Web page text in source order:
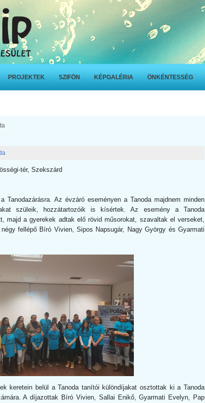
PROJEKTEK SZIFÖN KÉPGALÉRIA ÖNKÉNTESSÉG
tér, Szekszárd
Tanodazárásra. Az évzáró eseményen a Tanoda majdnem minden
szüleik, hozzátartozóik is kísértek. Az esemény a Tanoda
majd a gyerekek adtak elő rövid műsorokat, szavaltak el verseket,
fellépő Bíró Vivien, Sipos Napsugár, Nagy György és Gyarmati
keretein belül a Tanoda tanítói különdíjakat osztottak ki a Tanoda
A díjazottak Bíró Vivien, Sallai Enikő, Gyarmati Evelyn, Pap